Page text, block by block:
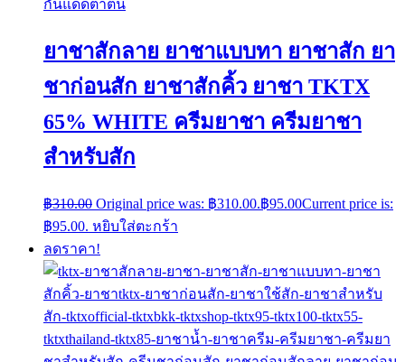
ยาชาสักลาย ยาชาแบบทา ยาชาสัก ยา
ชาก่อนสัก ยาชาสักคิ้ว ยาชา TKTX
65% WHITE ครีมยาชา ครีมยาชา
สำหรับสัก
฿310.00 Original price was: ฿310.00.฿95.00Current price is:
฿95.00. หยิบใส่ตะกร้า
ลดราคา!